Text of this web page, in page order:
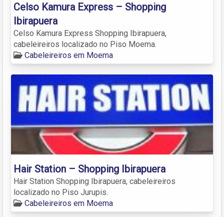
Celso Kamura Express – Shopping
Ibirapuera
Celso Kamura Express Shopping Ibirapuera,
cabeleireiros localizado no Piso Moema.
Cabeleireiros em Moema
Hair Station – Shopping Ibirapuera
Hair Station Shopping Ibirapuera, cabeleireiros
localizado no Piso Jurupis.
Cabeleireiros em Moema